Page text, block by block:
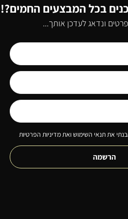
בכל המבצעים החמים?!
ונדאג לעדכן אותך...
את תנאי השימוש ואת מדיניות הפרטיות
הרשמה